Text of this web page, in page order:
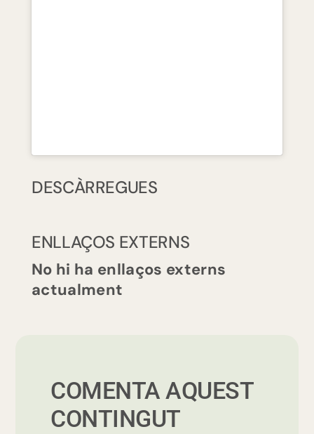
DESCÀRREGUES
ENLLAÇOS EXTERNS
No hi ha enllaços externs
actualment
COMENTA AQUEST
CONTINGUT